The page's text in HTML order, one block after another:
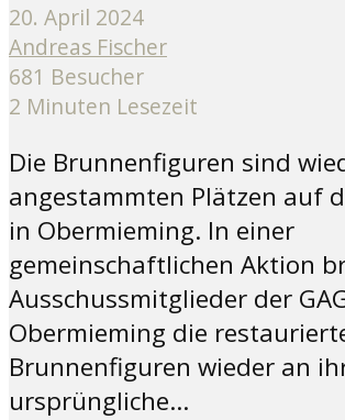
20. April 2024
Andreas Fischer
681 Besucher
2 Minuten Lesezeit
Die Brunnenfiguren sind
angestammten Plätzen auf
in Obermieming. In einer
gemeinschaftlichen Aktion
Ausschussmitglieder der
Obermieming die
Brunnenfiguren wieder an
ursprüngliche...